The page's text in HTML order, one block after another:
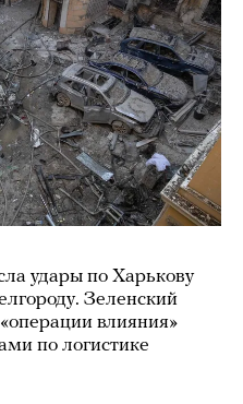
удары по Харькову
Зеленский
влияния»
по логистике